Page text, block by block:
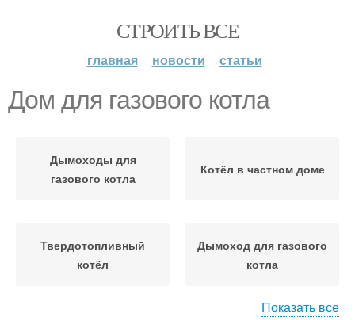
СТРОИТЬ ВСЕ
главная новости статьи
Дом для газового котла
Дымоходы для
газового котла
Котёл в частном доме
Твердотопливный
котёл
Дымоход для газового
котла
Показать все